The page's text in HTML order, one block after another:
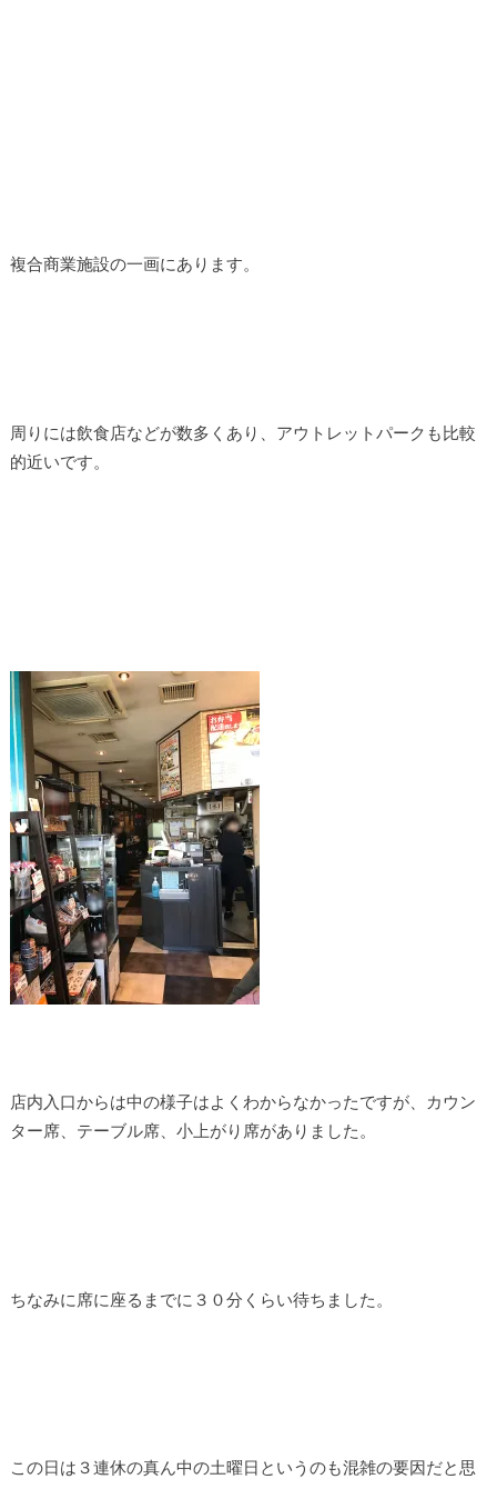
複合商業施設の一画にあります。
周りには飲食店などが数多くあり、アウトレットパークも比較
的近いです。
店内入口からは中の様子はよくわからなかったですが、カウン
ター席、テーブル席、小上がり席がありました。
ちなみに席に座るまでに３０分くらい待ちました。
この日は３連休の真ん中の土曜日というのも混雑の要因だと思